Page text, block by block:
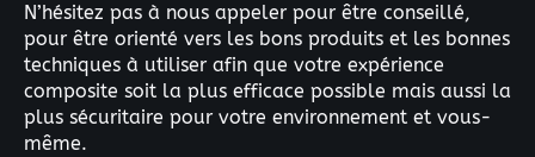
N’hésitez pas à nous appeler pour être conseillé,
pour être orienté vers les bons produits et les bonnes
techniques à utiliser afin que votre expérience
composite soit la plus efficace possible mais aussi la
plus sécuritaire pour votre environnement et vous-
même.